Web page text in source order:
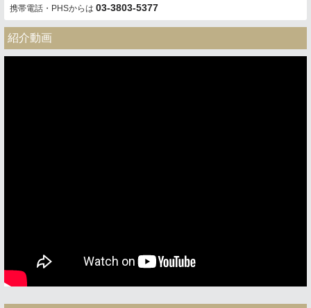
携帯電話・PHSからは 03-3803-5377
紹介動画